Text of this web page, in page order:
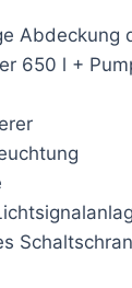
Abdeckung
650 l +